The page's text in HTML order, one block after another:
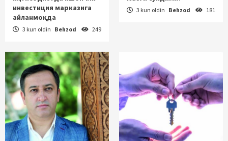
инвестиция марказига
айланмоқда
3 kun oldin Behzod 249
3 kun oldin Behzod 181